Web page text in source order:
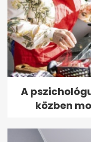
A
közben